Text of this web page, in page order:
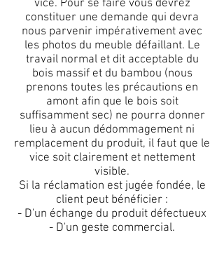
vice. Pour se faire vous devrez
constituer une demande qui devra
nous parvenir impérativement avec
les photos du meuble défaillant. Le
travail normal et dit acceptable du
bois massif et du bambou (nous
prenons toutes les précautions en
amont afin que le bois soit
suffisamment sec) ne pourra donner
lieu à aucun dédommagement ni
remplacement du produit, il faut que le
vice soit clairement et nettement
visible.
Si la réclamation est jugée fondée, le
client peut bénéficier :
- D'un échange du produit défectueux
- D'un geste commercial.